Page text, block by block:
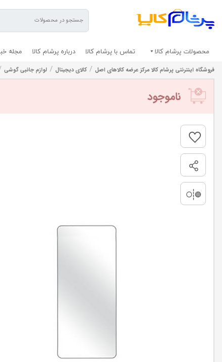
محصولات پرشام کالا تماس با پرشام کالا درباره پرشام کالا مجله
فروشگاه اینترنتی پرشام کالا مرکز عرضه کالاهای اصل / کالای دیجیتال / لوازم جانبی گوشی
ناموجود